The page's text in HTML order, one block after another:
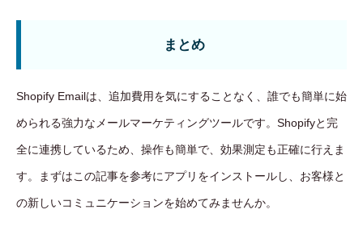
まとめ
Shopify Emailは、追加費用を気にすることなく、誰でも簡単に始
められる強力なメールマーケティングツールです。Shopifyと完
全に連携しているため、操作も簡単で、効果測定も正確に行えま
す。まずはこの記事を参考にアプリをインストールし、お客様と
の新しいコミュニケーションを始めてみませんか。